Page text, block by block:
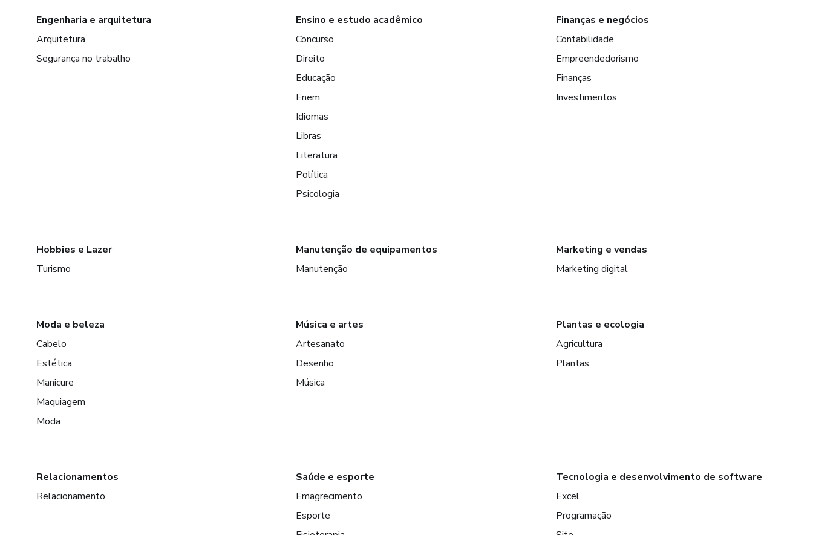
Engenharia e arquitetura
Arquitetura
Segurança no trabalho
Ensino e estudo acadêmico
Concurso
Direito
Educação
Enem
Idiomas
Libras
Literatura
Política
Psicologia
Finanças e negócios
Contabilidade
Empreendedorismo
Finanças
Investimentos
Hobbies e Lazer
Turismo
Manutenção de equipamentos
Manutenção
Marketing e vendas
Marketing digital
Moda e beleza
Cabelo
Estética
Manicure
Maquiagem
Moda
Música e artes
Artesanato
Desenho
Música
Plantas e ecologia
Agricultura
Plantas
Relacionamentos
Relacionamento
Saúde e esporte
Emagrecimento
Esporte
Tecnologia e desenvolvimento de software
Excel
Programação